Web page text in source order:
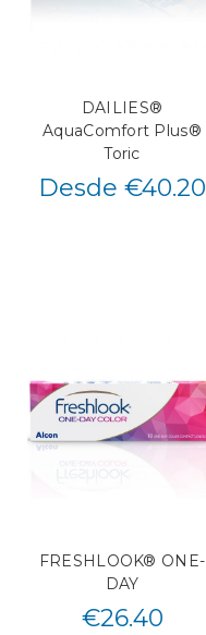
DAILIES®
AquaComfort Plus®
Toric
Desde €40.20
FRESHLOOK® ONE-
DAY
€26.40